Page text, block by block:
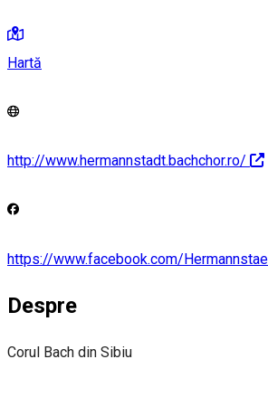
Hartă
http://www.hermannstadt.bachchor.ro/
https://www.facebook.com/
Despre
Corul Bach din Sibiu